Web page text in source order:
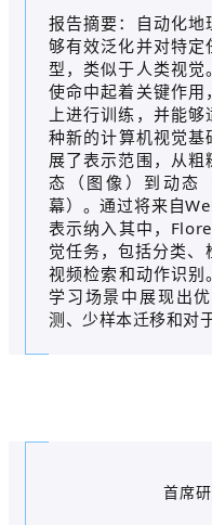
报告摘要：自动化地
够有效泛化并对特定
型，类似于人类视
使命中起着关键作用
上进行训练，并能
种新的计算机视觉
展了表示范围，从
态（图像）到动态
幕）。通过将来自
表示纳入其中，
觉任务，包括分类、
视频检索和动作识
学习场景中展现出
测、少样本迁移和对
首席